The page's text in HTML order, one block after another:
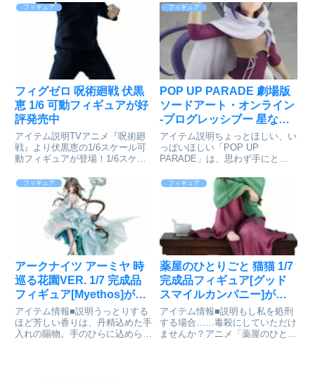
お送りするフィギュアシリーズで
す。塗装済み完成品専用台座台座
■サイズ全高：約200mmデート・
ア・ライブ_L s...
しぎの海のナディア』。その『ふ
しぎの海のナディア』TV放送30
年を記念して、ベルファインが
2016年に発売した「ナディ...
フィギュア
フィグゼロ 呪術廻戦 伏黒
恵 1/6 可動フィギュアが好
評発売中
アイテム説明TVアニメ『呪術廻
戦』より伏黒恵の1/6スケール可
動フィギュアが登場！1/6スケー
グゼロ」から、TVアニメ『呪術
廻戦』に基づくシリーズが登場！
精密な頭部造形と手縫いの布製衣
装により、TVアニメ劇中の...
フィギュア
POP UP PARADE 劇場版
ソードアート・オンライン
-プログレッシブー 星なき
夜のアリア ミト フィギュ
ア[グッドスマイルカンパ
ニー]が予約受付開始
アイテム説明ちょっとほしい、い
っぱいほしい「POP UP
PARADE」は、思わず手にとっ
18cmの飾りやすいサイズ、スピ
ーディにお届けなど、フィギュア
ファンにやさしいカタチを追求し
たフィギュアシリーズです。専...
フィギュア
アークナイツ アーミヤ 時
巡る花園VER. 1/7 完成品
フィギュア[Myethos]が予
約受付中
アイテム情報■説明うっとりする
ほど芳しい香りは、丹精込めた手
入れの賜物。手のひらに込められ
フィギュア
薬屋のひとりごと 猫猫 1/7
完成品フィギュア[グッド
スマイルカンパニー]が予
約受付開始
アイテム情報■説明もし私を処刑
する場合……毒殺にしていただけ
ませんか？アニメ「薬屋のひとり